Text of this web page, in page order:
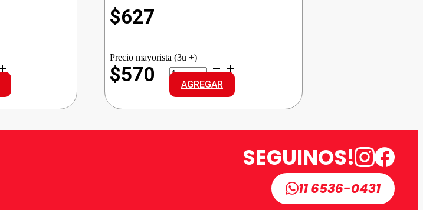
$627
Precio mayorista (3u +)
$570
BON
O
BON
CLASICO
cantidad
AGREGAR
SEGUINOS!
11 6536-0431